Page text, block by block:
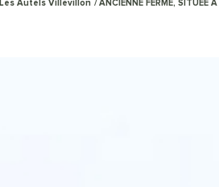
Les Autels Villevillon ANCIENNE FERME, SITUÉE